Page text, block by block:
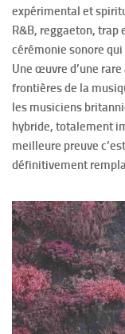
expérimental et
R&B, reggaeton, trap
cérémonie sonore
Une œuvre d’une
frontières de la
les musiciens
hybride, totalement
meilleure preuve
définitivement